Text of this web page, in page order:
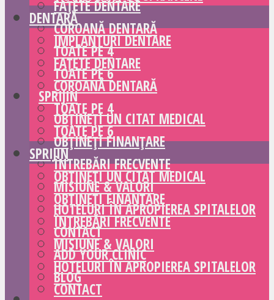
FAȚETE DENTARE
COROANĂ DENTARĂ
TOATE PE 4
TOATE PE 6
SPRIJIN
OBȚINEȚI UN CITAT MEDICAL
OBȚINEȚI FINANȚARE
ÎNTREBĂRI FRECVENTE
MISIUNE & VALORI
HOTELURI ÎN APROPIEREA SPITALELOR
CONTACT
ADD YOUR CLINIC
BLOG
DENTARĂ
IMPLANTURI DENTARE
FAȚETE DENTARE
COROANĂ DENTARĂ
TOATE PE 4
TOATE PE 6
SPRIJIN
OBȚINEȚI UN CITAT MEDICAL
OBȚINEȚI FINANȚARE
ÎNTREBĂRI FRECVENTE
MISIUNE & VALORI
HOTELURI ÎN APROPIEREA SPITALELOR
CONTACT